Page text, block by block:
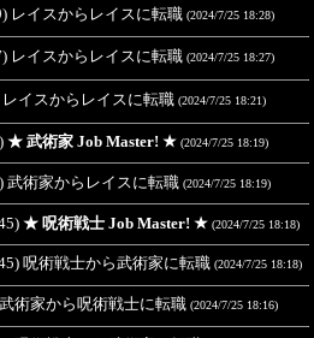
レイスからレイスに転職 (2024/7/25 18:28)
レイスからレイスに転職 (2024/7/25 18:27)
イスからレイスに転職 (2024/7/25 18:21)
★ 武術家 Job Master! ★ (2024/7/25 18:19)
武術家からレイスに転職 (2024/7/25 18:19)
★ 呪術戦士 Job Master! ★ (2024/7/25 18:18)
呪術戦士から武術家に転職 (2024/7/25 18:18)
術家から呪術戦士に転職 (2024/7/25 18:16)